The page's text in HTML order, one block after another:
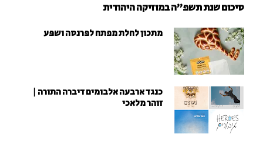
סיכום שנת תשפ"ה במוזיקה היהודית
מתכון לחלת מפתח לפרנסה ושפע
כנגד ארבעה אלבומים דיברה התורה |
זוהר מלאכי